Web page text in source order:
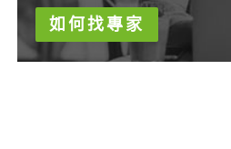
如何找專家